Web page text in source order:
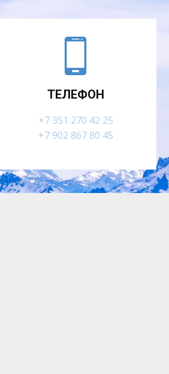
ТЕЛЕФОН
+7 351 270 42 25
+7 902 867 80 45